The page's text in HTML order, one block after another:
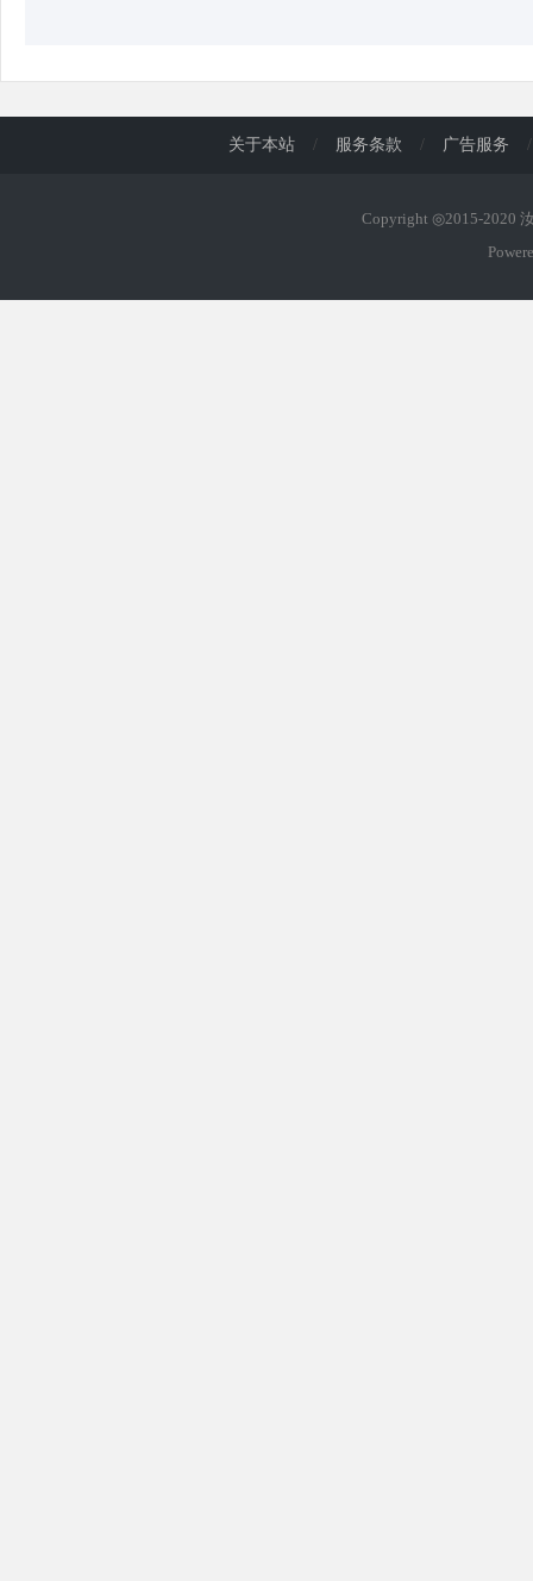
关于本站 / 服务条款 / 广告服务 /
Copyright ◎2015-2020